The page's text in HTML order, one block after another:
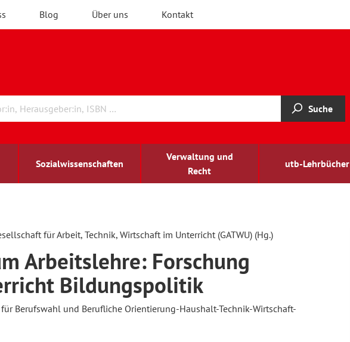
Blog Über uns Kontakt
Suche
Sozialwissenschaften
Verwaltung und
Recht
utb-Lehrbücher
BildungBildung
Schule und Unterricht
und Wissenschaft
Arbeit
forum
Erwachsenenbildung
für Arbeit, Technik, Wirtschaft im Unterricht (GATWU) (Hg.)
Arbeitslehre: Forschung
Bildungspolitik
Berufswahl und Berufliche Orientierung-Haushalt-Technik-Wirtschaft-